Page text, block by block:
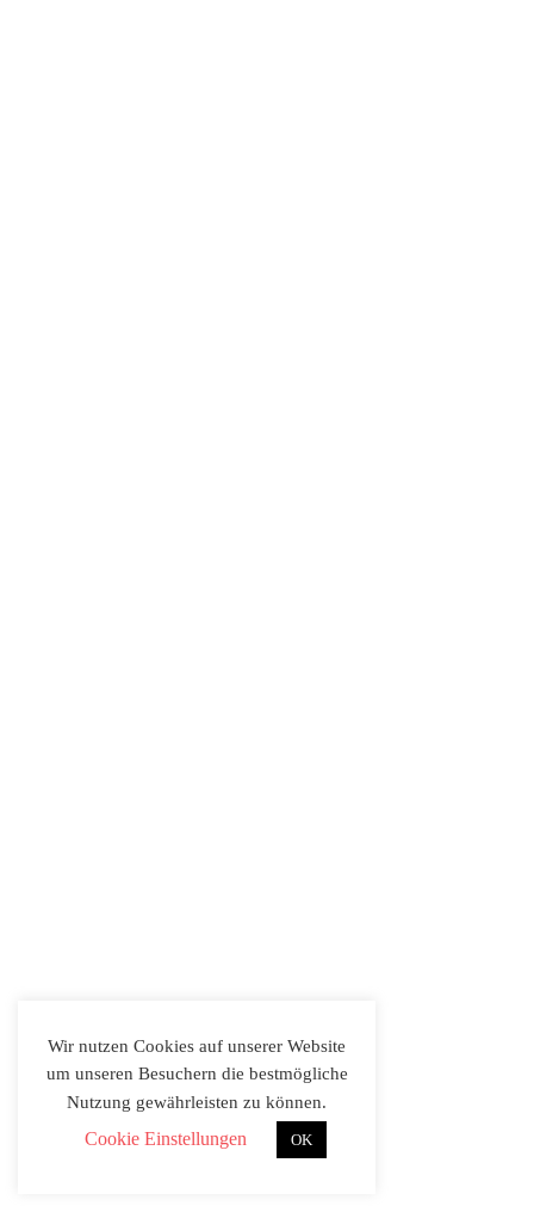
Wir nutzen Cookies auf unserer Website
um unseren Besuchern die bestmögliche
Nutzung gewährleisten zu können.
Cookie Einstellungen OK